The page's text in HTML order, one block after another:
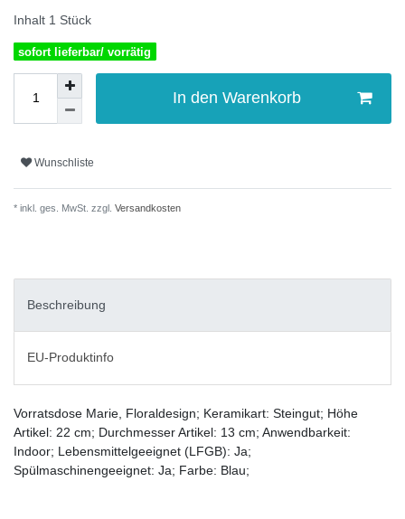
Inhalt 1 Stück
sofort lieferbar/ vorrätig
In den Warenkorb
Wunschliste
* inkl. ges. MwSt. zzgl. Versandkosten
Beschreibung
EU-Produktinfo
Vorratsdose Marie, Floraldesign; Keramikart: Steingut; Höhe
Artikel: 22 cm; Durchmesser Artikel: 13 cm; Anwendbarkeit:
Indoor; Lebensmittelgeeignet (LFGB): Ja;
Spülmaschinengeeignet: Ja; Farbe: Blau;